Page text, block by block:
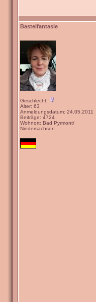
Bastelfantasie
Geschlecht:
Alter: 63
Anmeldungsdatum: 24.05.2011
Beiträge: 4724
Wohnort: Bad Pyrmont/
Niedersachsen